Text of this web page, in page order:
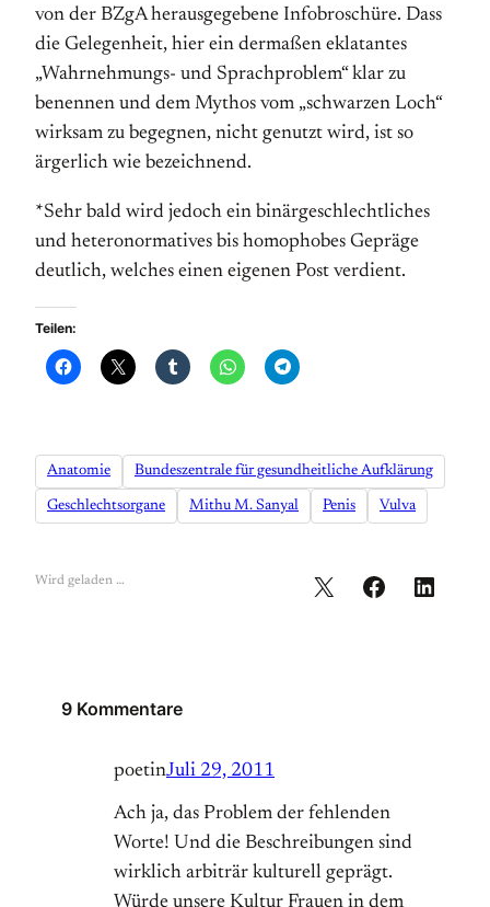
von der BZgA herausgegebene Infobroschüre. Dass
die Gelegenheit, hier ein dermaßen eklatantes
„Wahr­nehmungs- und Sprachproblem“ klar zu
benennen und dem Mythos vom „schwarzen Loch“
wirksam zu begegnen, nicht genutzt wird, ist so
ärgerlich wie bezeichnend.
*Sehr bald wird jedoch ein binärgeschlechtliches
und heteronormatives bis homophobes Gepräge
deutlich, welches einen eigenen Post verdient.
Teilen:
Anatomie Bundeszentrale für gesundheitliche Aufklärung
Geschlechtsorgane Mithu M. Sanyal Penis Vulva
Wird geladen …
9 Kommentare
poetinJuli 29, 2011
Ach ja, das Problem der fehlenden
Worte! Und die Beschreibungen sind
wirklich arbiträr kulturell geprägt.
Würde unsere Kultur Frauen in dem